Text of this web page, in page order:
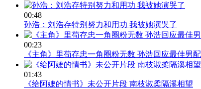
00:48
孙浩：刘浩存特别努力和用功 我被她演哭了
00:23
《主角》里苟存忠一角圈粉无数 孙浩回应最佳男
01:43
《给阿嬷的情书》未公开片段 南枝淑柔隔溪相望